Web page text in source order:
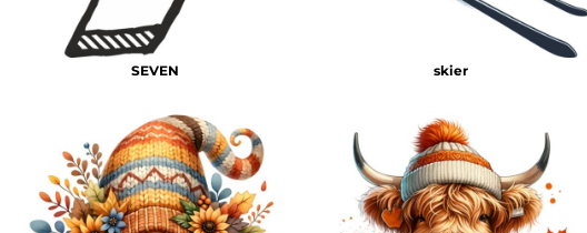
SEVEN skier
HELP
TANKTOP BEDRUKT
JASSEN BEDRUKKEN
BABYKLEDING BEDRUKKEN
BIO KATOEN T SHIRT
KLANTEN REACTIE